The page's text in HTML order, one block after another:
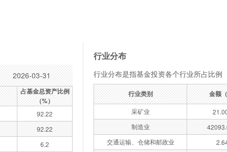
2026-03-31
占基金总资产比例
（%）
92.22
92.22
6.2
行业分布
行业分布是指基金投资各个行业所占比例
行业类别 金额
采矿业
制造业
交通运输、仓储和邮政业